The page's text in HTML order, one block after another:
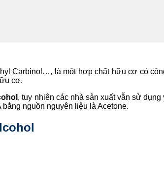
Carbinol…, là một hợp chất hữu cơ có
cơ.
, tuy nhiên các nhà sản xuất vẫn sử
nguồn nguyên liệu là Acetone.